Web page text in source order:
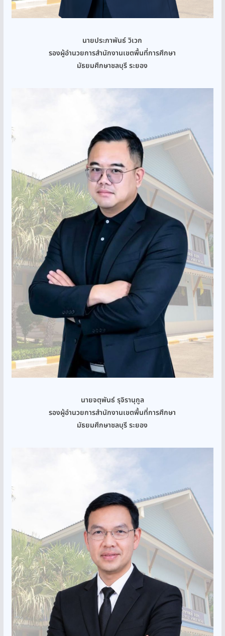
นายประภาพันธ์ วิเวก
รองผู้อำนวยการสำนักงานเขตพื้นที่การศึกษา
มัธยมศึกษาชลบุรี ระยอง
นายจตุพันธ์ รุจิรานุกูล
รองผู้อำนวยการสำนักงานเขตพื้นที่การศึกษา
มัธยมศึกษาชลบุรี ระยอง